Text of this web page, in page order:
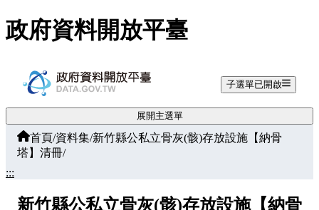
跳至主要內容
政府資料開放平臺
子選單已開啟
展開主選單
首頁/資料集/新竹縣公私立骨灰(骸)存放設施【納骨
塔】清冊/
:::
新竹縣公私立骨灰(骸)存放設施【納骨